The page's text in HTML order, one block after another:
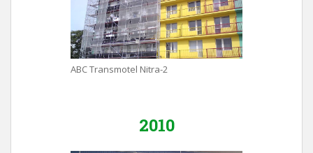
ABC Transmotel Nitra-2
2010